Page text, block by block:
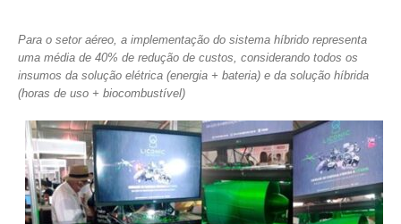
Para o setor aéreo, a implementação do sistema híbrido representa
uma média de 40% de redução de custos, considerando todos os
insumos da solução elétrica (energia + bateria) e da solução híbrida
(horas de uso + biocombustível)